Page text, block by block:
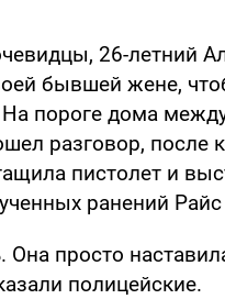
26-летний
бывшей жене,
пороге дома
разговор, после
пистолет и
ранений
Она просто
полицейские.